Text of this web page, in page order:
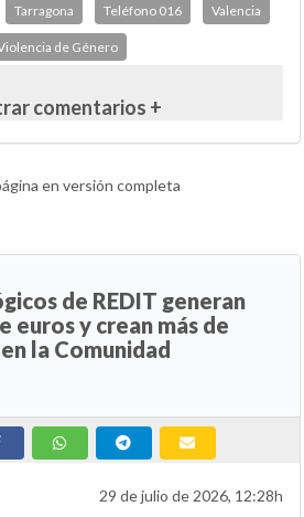
Tarragona Teléfono 016 Valencia
de Género
comentarios +
en versión completa
de REDIT generan
euros y crean más de
la Comunidad
29 de julio de 2026, 12:28h